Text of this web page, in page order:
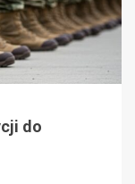
do